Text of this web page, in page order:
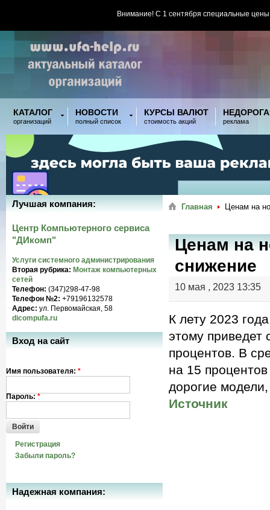
Внимание! С 1 сентября специальные
КАТАЛОГ
организаций
НОВОСТИ
полный список
КУРСЫ ВАЛЮТ
стоимость акций реклама
Главная Ценам на
Ценам на
снижение
10 мая , 2023 13:35
К лету 2023
этому приведет
процентов. В
на 15
дорогие
Источник
Лучшая компания:
Центр Компьютерного сервиса
"ДИкомп"
Услуги системного администрирования
Вторая рубрика: Монтаж компьютерных
сетей
Телефон: (347)298-47-98
Телефон №2: +79196132578
Адрес: ул. Первомайская, 58
dicompufa.ru
Вход на сайт
Имя пользователя: *
Пароль: *
Войти
Регистрация
Забыли пароль?
Надежная компания: